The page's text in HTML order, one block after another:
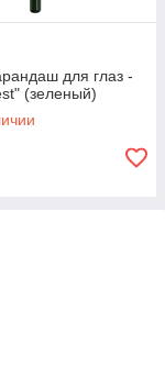
для глаз -
(зеленый)